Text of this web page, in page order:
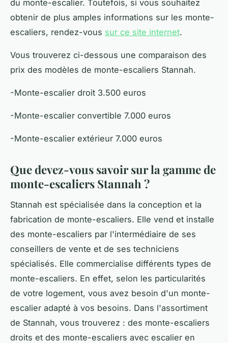
du monte-escalier. Toutefois, si vous souhaitez
obtenir de plus amples informations sur les monte-
escaliers, rendez-vous sur ce site internet.
Vous trouverez ci-dessous une comparaison des
prix des modèles de monte-escaliers Stannah.
-Monte-escalier droit 3.500 euros
-Monte-escalier convertible 7.000 euros
-Monte-escalier extérieur 7.000 euros
Que devez-vous savoir sur la gamme de
monte-escaliers Stannah ?
Stannah est spécialisée dans la conception et la
fabrication de monte-escaliers. Elle vend et installe
des monte-escaliers par l'intermédiaire de ses
conseillers de vente et de ses techniciens
spécialisés. Elle commercialise différents types de
monte-escaliers. En effet, selon les particularités
de votre logement, vous avez besoin d'un monte-
escalier adapté à vos besoins. Dans l'assortiment
de Stannah, vous trouverez : des monte-escaliers
droits et des monte-escaliers avec escalier en